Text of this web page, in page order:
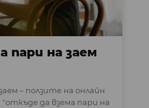
пари на заем
– ползите на онлайн
да взема пари на